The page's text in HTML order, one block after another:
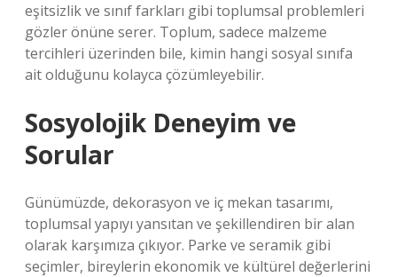
eşitsizlik ve sınıf farkları gibi toplumsal problemleri
gözler önüne serer. Toplum, sadece malzeme
tercihleri üzerinden bile, kimin hangi sosyal sınıfa
ait olduğunu kolayca çözümleyebilir.
Sosyolojik Deneyim ve
Sorular
Günümüzde, dekorasyon ve iç mekan tasarımı,
toplumsal yapıyı yansıtan ve şekillendiren bir alan
olarak karşımıza çıkıyor. Parke ve seramik gibi
seçimler, bireylerin ekonomik ve kültürel değerlerini